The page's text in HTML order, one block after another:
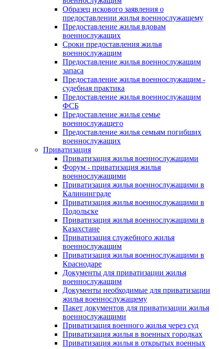
Образец искового заявления о
предоставлении жилья военнослужащему
Предоставление жилья вдовам
военнослужащих
Сроки предоставления жилья
военнослужащим
Предоставление жилья военнослужащим
запаса
Предоставление жилья военнослужащим -
судебная практика
Предоставление жилья военнослужащим
ФСБ
Предоставление жилья семье
военнослужащего
Предоставление жилья семьям погибших
военнослужащих
Приватизация
Приватизация жилья военнослужащими
Форум - приватизация жилья
военнослужащими
Приватизация жилья военнослужащими в
Калининграде
Приватизация жилья военнослужащими в
Подольске
Приватизация жилья военнослужащими в
Казахстане
Приватизация служебного жилья
военнослужащим
Приватизация жилья военнослужащими в
Краснодаре
Документы для приватизации жилья
военнослужащим
Документы необходимые для приватизации
жилья военнослужащему
Пакет документов для приватизации жилья
военнослужащими
Приватизация военного жилья через суд
Приватизация жилья в военных городках
Приватизация жилья в открытых военных